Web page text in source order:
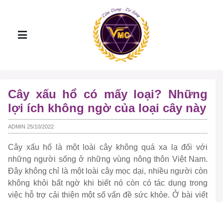
Cây xấu hổ có mấy loại? Những
lợi ích không ngờ của loại cây này
ADMIN 25/10/2022
Cây xấu hổ là một loài cây không quá xa lạ đối với
những người sống ở những vùng nông thôn Việt Nam.
Đây không chỉ là một loài cây mọc dại, nhiều người còn
không khỏi bất ngờ khi biết nó còn có tác dụng trong
việc hỗ trợ cải thiện một số vấn đề sức khỏe. Ở bài viết